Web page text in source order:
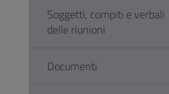
Soggetti, compiti e verbali
delle riunioni
Documenti